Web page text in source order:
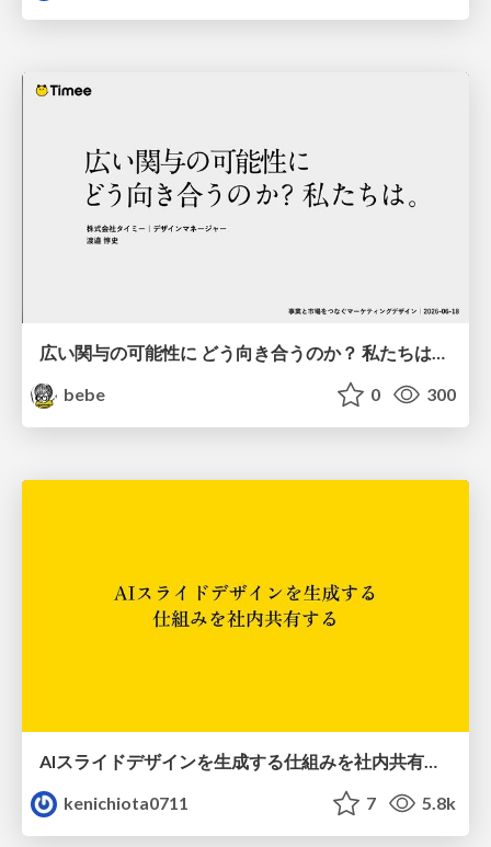
広い関与の可能性に どう向き合うのか？ 私たちは。｜Timee MarketingDesign 2026-06-18
bebe
0 300
kenichiota0711
7 5.8k